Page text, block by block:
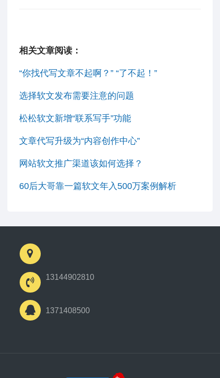
相关文章阅读：
“你找代写文章不起啊？” “了不起！”
选择软文发布需要注意的问题
松松软文新增“联系写手”功能
文章代写升级为“内容创作中心”
网站软文推广渠道该如何选择？
60后大哥靠一篇软文年入500万案例解析
13144902810
1371408500